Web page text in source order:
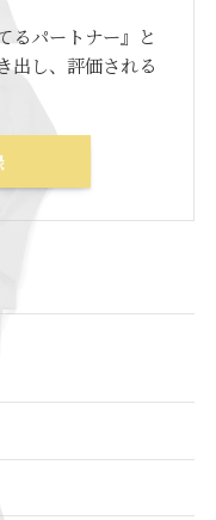
るパートナー』と
出し、評価される